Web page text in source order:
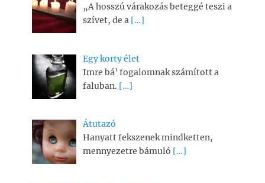
„A hosszú várakozás beteggé teszi a
szívet, de a […]
Egy korty élet
Imre bá’ fogalomnak számított a
faluban. […]
Átutazó
Hanyatt fekszenek mindketten,
mennyezetre bámuló […]